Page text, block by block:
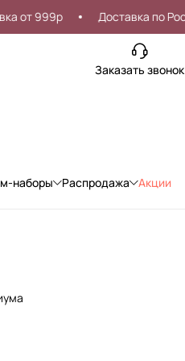
999р Доставка по России
Заказать звонок
наборы Распродажа Акции